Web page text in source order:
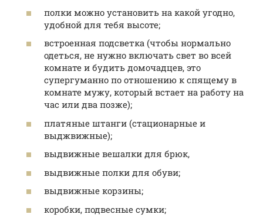
полки можно установить на какой угодно,
удобной для тебя высоте;
встроенная подсветка (чтобы нормально
одеться, не нужно включать свет во всей
комнате и будить домочадцев, это
супергуманно по отношению к спящему в
комнате мужу, который встает на работу на
час или два позже);
платяные штанги (стационарные и
выджвижные);
выдвижные вешалки для брюк,
выдвижные полки для обуви;
выдвижные корзины;
коробки, подвесные сумки;